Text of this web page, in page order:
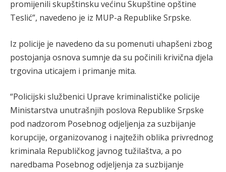
promijenili skupštinsku većinu Skupštine opštine
Teslić”, navedeno je iz MUP-a Republike Srpske.
Iz policije je navedeno da su pomenuti uhapšeni zbog
postojanja osnova sumnje da su počinili krivična djela
trgovina uticajem i primanje mita.
“Policijski službenici Uprave kriminalističke policije
Ministarstva unutrašnjih poslova Republike Srpske
pod nadzorom Posebnog odjeljenja za suzbijanje
korupcije, organizovanog i najtežih oblika privrednog
kriminala Republičkog javnog tužilaštva, a po
naredbama Posebnog odjeljenja za suzbijanje